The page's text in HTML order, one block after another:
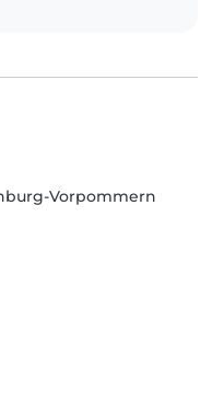
Vorpommern